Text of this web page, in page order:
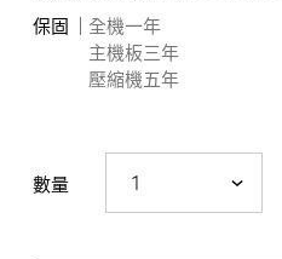
保固
全機一年
主機板三年
壓縮機五年
數量